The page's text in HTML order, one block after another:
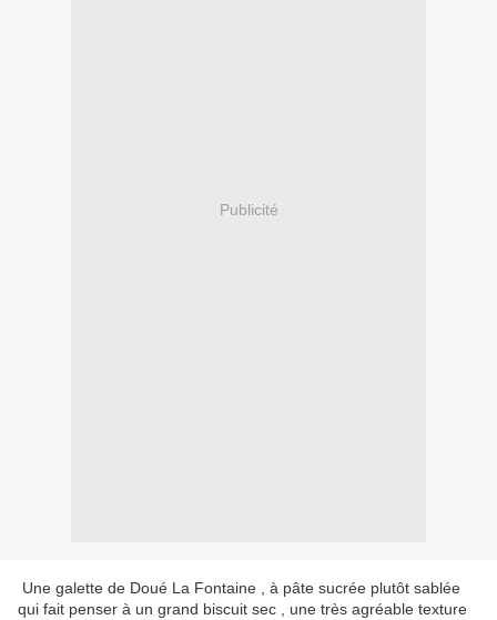
Publicité
Une galette de Doué La Fontaine , à pâte sucrée plutôt sablée
qui fait penser à un grand biscuit sec , une très agréable texture